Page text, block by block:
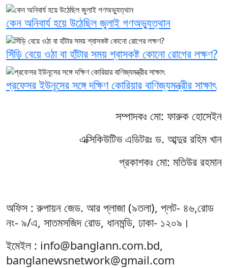
কেন অনিবার্য হয়ে উঠেছিল জুলাই গণঅভ্যুত্থান
সিঁড়ি বেয়ে ওঠা বা হাঁটার সময় শ্বাসকষ্ট কোনো রোগের লক্ষণ?
প্রফেসর ইউনূসের সঙ্গে দক্ষিণ কোরিয়ার বাণিজ্যমন্ত্রীর সাক্ষাৎ
সম্পাদকঃ মো: ফারুক হোসেইন
এক্সিকিউটিভ এডিটরঃ ড. আব্দুর রহিম খান
প্রকাশকঃ মো: মতিউর রহমান
অফিস : রুপায়ন জেড. আর প্লাজা (৯তলা), প্লট- ৪৬,রোড
নং- ৯/এ, সাতমসজিদ রোড, ধানমন্ডি, ঢাকা- ১২০৯।
ইমেইল : info@banglann.com.bd,
banglanewsnetwork@gmail.com